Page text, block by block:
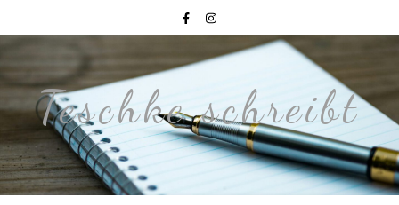
Teschke schreibt